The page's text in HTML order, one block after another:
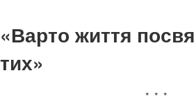
«Варто життя
тих»
* * *